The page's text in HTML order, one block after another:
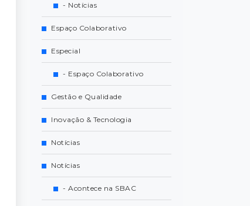
- Notícias
Espaço Colaborativo
Especial
- Espaço Colaborativo
Gestão e Qualidade
Inovação & Tecnologia
Notícias
Notícias
- Acontece na SBAC